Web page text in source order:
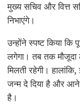
मुख्य सचिव और वित्त
निभाएंगे।
उन्होंने स्पष्ट किया
लगेगा। तब तक मौजूदा
मिलती रहेगी।
जन्म दे दिया है और आने
है।